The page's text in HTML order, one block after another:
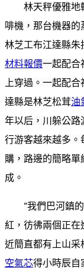
林天秤優雅地
啡機，那台機器的
林芝工布江達縣朱
材料報價一起配合
上穿過。一起配
達縣是林芝松茸油
年以后，川躲公路
行游客越來越多。
購，路邊的簡略單
成。
“我們巴河鎮
紅，彷彿兩個正在
近簡直都有上山采
空氣芯得小時辰自